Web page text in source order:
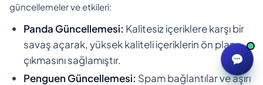
güncellemeler ve etkileri:
Panda Güncellemesi: Kalitesiz içeriklere karşı bir
savaş açarak, yüksek kaliteli içeriklerin ön plana
çıkmasını sağlamıştır.
Penguen Güncellemesi: Spam bağlantılar ve aşırı